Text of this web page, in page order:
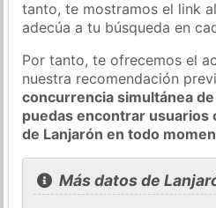
tanto, te mostramos el link
adecúa a tu búsqueda en
Por tanto, te ofrecemos el
nuestra recomendación
concurrencia simultánea
puedas encontrar usuarios
de Lanjarón en todo
Más datos de